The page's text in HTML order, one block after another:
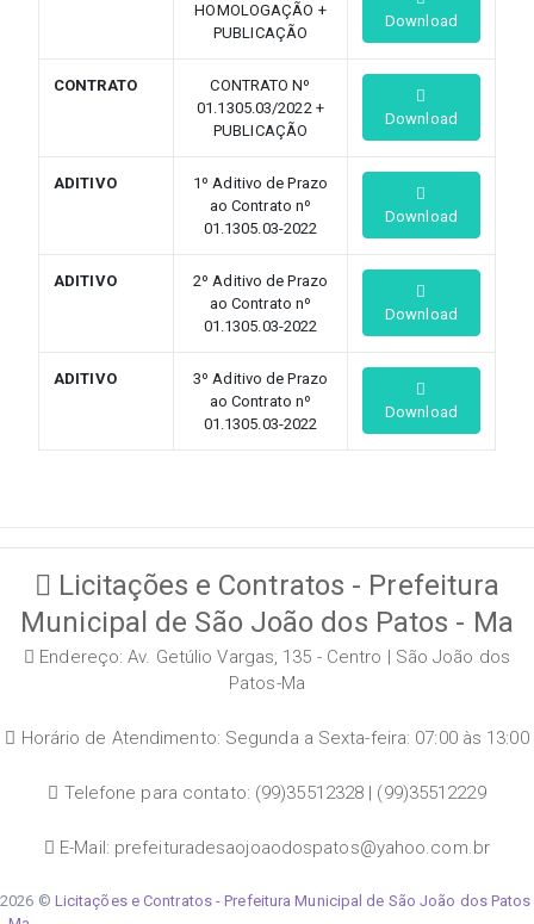
HOMOLOGAÇÃO +
PUBLICAÇÃO
Download
CONTRATO
CONTRATO Nº
01.1305.03/2022 +
PUBLICAÇÃO
Download
ADITIVO
1º Aditivo de Prazo
ao Contrato nº
01.1305.03-2022
Download
ADITIVO
2º Aditivo de Prazo
ao Contrato nº
01.1305.03-2022
Download
ADITIVO
3º Aditivo de Prazo
ao Contrato nº
01.1305.03-2022
Download
Licitações e Contratos - Prefeitura
Municipal de São João dos Patos - Ma
Endereço: Av. Getúlio Vargas, 135 - Centro | São João dos
Patos-Ma
Horário de Atendimento: Segunda a Sexta-feira: 07:00 às 13:00
Telefone para contato: (99)35512328 | (99)35512229
E-Mail: prefeituradesaojoaodospatos@yahoo.com.br
2026 © Licitações e Contratos - Prefeitura Municipal de São João dos Patos